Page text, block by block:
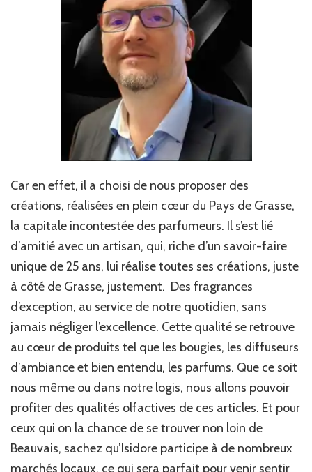
Car en effet, il a choisi de nous proposer des
créations, réalisées en plein cœur du Pays de Grasse,
la capitale incontestée des parfumeurs. Il s’est lié
d’amitié avec un artisan, qui, riche d’un savoir-faire
unique de 25 ans, lui réalise toutes ses créations, juste
à côté de Grasse, justement. Des fragrances
d’exception, au service de notre quotidien, sans
jamais négliger l’excellence. Cette qualité se retrouve
au cœur de produits tel que les bougies, les diffuseurs
d’ambiance et bien entendu, les parfums. Que ce soit
nous même ou dans notre logis, nous allons pouvoir
profiter des qualités olfactives de ces articles. Et pour
ceux qui on la chance de se trouver non loin de
Beauvais, sachez qu’Isidore participe à de nombreux
marchés locaux, ce qui sera parfait pour venir sentir